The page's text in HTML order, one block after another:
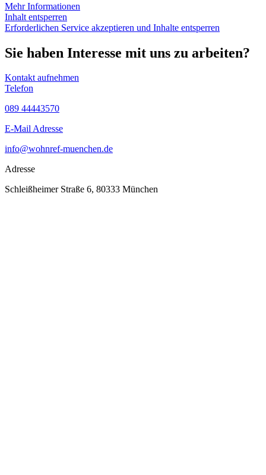
Mehr Informationen
Inhalt entsperren
Erforderlichen Service akzeptieren und Inhalte entsperren
Sie haben Interesse mit uns zu arbeiten?
Kontakt aufnehmen
Telefon
089 44443570
E-Mail Adresse
info@wohnref-muenchen.de
Adresse
Schleißheimer Straße 6, 80333 München